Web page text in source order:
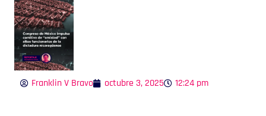
Franklin V Bravo octubre 3, 2025 12:24 pm